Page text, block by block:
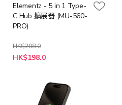
Elementz - 5 in 1 Type-
C Hub 擴展器 (MU-560-
PRO)
HK$208.0
特
殊
HK$198.0